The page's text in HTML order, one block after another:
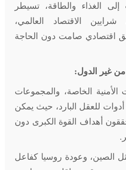
الغذاء والطاقة، تسيطر
الاقتصاد العالمي،
اقتصادي صامت دون الحاجة
الأمنية الخاصة، والمجموعات
للعقل البارد، حيث يمكن
أهداف القوة الكبرى دون
وعودة روسيا كفاعل